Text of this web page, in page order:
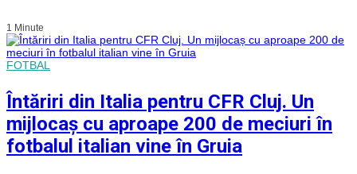
1 Minute
FOTBAL
Întăriri din Italia pentru CFR Cluj. Un
mijlocaș cu aproape 200 de meciuri în
fotbalul italian vine în Gruia